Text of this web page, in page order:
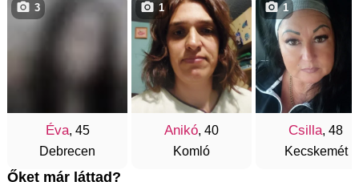
Éva, 45
Debrecen
3
Anikó, 40
Komló
1
Csilla, 48
Kecskemét
1
Őket már láttad?